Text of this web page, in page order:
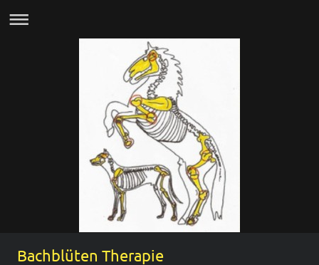
Bachblüten Therapie